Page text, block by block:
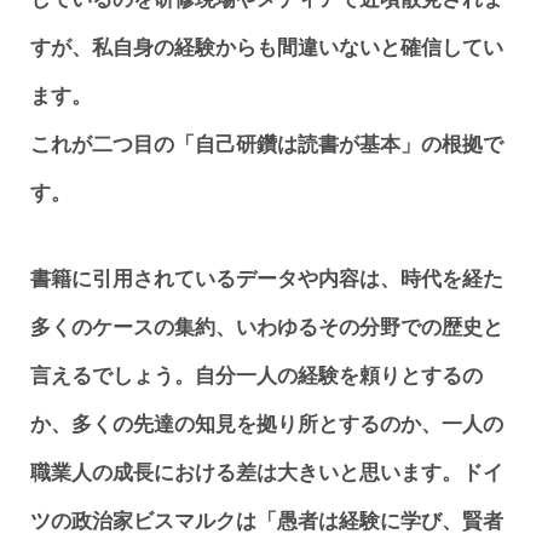
すが、私自身の経験からも間違いないと確信してい
ます。
これが二つ目の「自己研鑽は読書が基本」の根拠で
す。
書籍に引用されているデータや内容は、時代を経た
多くのケースの集約、いわゆるその分野での歴史と
言えるでしょう。自分一人の経験を頼りとするの
か、多くの先達の知見を拠り所とするのか、一人の
職業人の成長における差は大きいと思います。ドイ
ツの政治家ビスマルクは「愚者は経験に学び、賢者